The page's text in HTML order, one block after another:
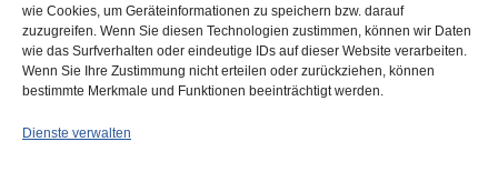
wie Cookies, um Geräteinformationen zu speichern bzw. darauf
zuzugreifen. Wenn Sie diesen Technologien zustimmen, können wir Daten
wie das Surfverhalten oder eindeutige IDs auf dieser Website verarbeiten.
Wenn Sie Ihre Zustimmung nicht erteilen oder zurückziehen, können
bestimmte Merkmale und Funktionen beeinträchtigt werden.
Dienste verwalten
IMPRESSUM DATENSCHUTZ COOKIE-RICHTLINIE (EU)